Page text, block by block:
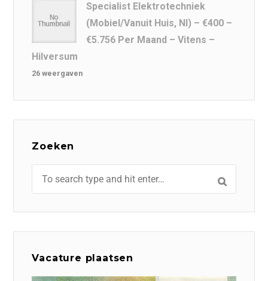
Specialist Elektrotechniek
(Mobiel/Vanuit Huis, Nl) – €400 –
€5.756 Per Maand – Vitens –
Hilversum
26 weergaven
Zoeken
Vacature plaatsen